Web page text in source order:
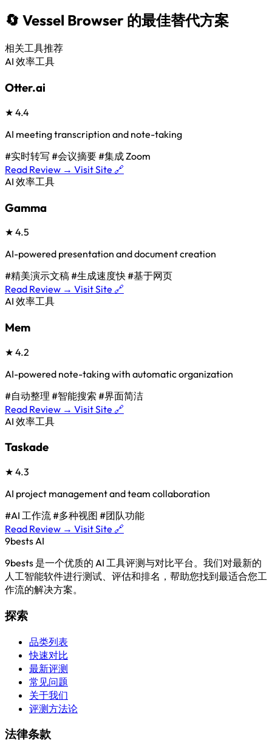
🔄 Vessel Browser 的最佳替代方案
相关工具推荐
AI 效率工具
Otter.ai
★ 4.4
AI meeting transcription and note-taking
#实时转写 #会议摘要#集成 Zoom
Read Review → Visit Site 🔗
AI 效率工具
Gamma
★ 4.5
AI-powered presentation and document creation
#精美演示文稿#生成速度快#基于网页
Read Review → Visit Site 🔗
AI 效率工具
Mem
★ 4.2
AI-powered note-taking with automatic organization
#自动整理 #智能搜索 #界面简洁
Read Review → Visit Site 🔗
AI 效率工具
Taskade
★ 4.3
AI project management and team collaboration
#AI 工作流#多种视图 #团队功能
Read Review → Visit Site 🔗
9bestsAI
9bests 是一个优质的 AI 工具评测与对比平台。我们对最新的
人工智能软件进行测试、评估和排名，帮助您找到最适合您工
作流的解决方案。
探索
品类列表
快速对比
最新评测
常见问题
关于我们
评测方法论
法律条款